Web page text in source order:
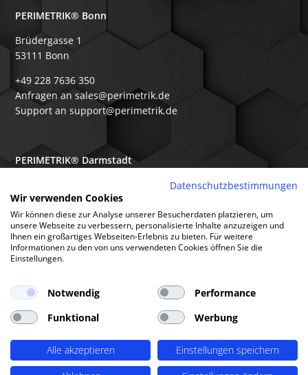
PERIMETRIK® Bonn
Brüdergasse 1
53111 Bonn
+49 228 7636 350
Anfragen an sales@perimetrik.de
Support an support@perimetrik.de
PERIMETRIK® Darmstadt
64367 Mühltal
+49 6151 3944 80
Anfragen an sales@perimetrik.de
Support an support@perimetrik.de
© PERIMETRIK® 2026 |Impressum Datenschutzerklärung|Cookies
Standorte|FAQs|Glossar|Branchen|Software|Über uns|
Datenschutzbestimmungen
Wir verwenden Cookies
Wir können diese zur Analyse unserer Besucherdaten platzieren, um
unsere Webseite zu verbessern, personalisierte Inhalte anzuzeigen und
Ihnen ein großartiges Webseiten-Erlebnis zu bieten. Für weitere
Informationen zu den von uns verwendeten Cookies öffnen Sie die
Einstellungen.
Notwendig
Performance
Funktional
Werbung
Alle akzeptieren
Einstellungen speichern